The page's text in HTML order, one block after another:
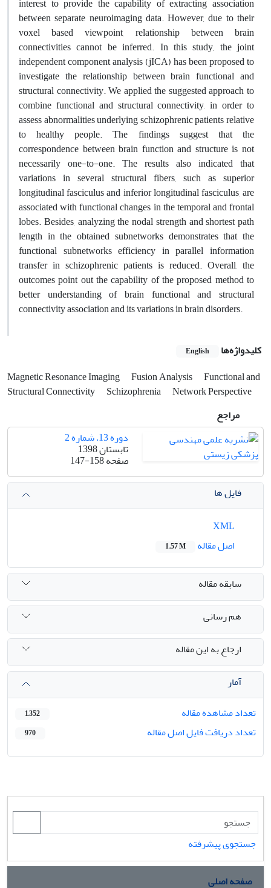
between separate neuroimaging data. However, due to their
voxel based viewpoint, relationship between brain
connectivities cannot be inferred. In this study, the joint
independent component analysis (jICA) has been proposed to
investigate the relationship between brain functional and
structural connectivity. We applied the suggested approach to
combine functional and structural connectivity, in order to
assess abnormalities underlying schizophrenic patients relative
to healthy people. The findings suggest that the
correspondence between brain function and structure is not
necessarily one-to-one. The results also indicated that
variations in several structural fibers, such as superior
longitudinal fasciculus and inferior longitudinal fasciculus, are
associated with functional changes in the temporal and frontal
lobes. Besides, analyzing the nodal strength and shortest path
length in the obtained subnetworks demonstrates that the
functional subnetworks efficiency in parallel information
transfer in schizophrenic patients is reduced. Overall, the
outcomes point out the capability of the proposed method to
better understanding of brain functional and structural
connectivity association and its variations in brain disorders.
کلیدواژه‌ها English
Magnetic Resonance Imaging Fusion Analysis
Functional and
Structural Connectivity
Schizophrenia
Network Perspective
مراجع
دوره 13، شماره 2
تابستان 1398
صفحه147-158
فایل ها
اصل مقاله
1.57 M
سابقه مقاله
هم رسانی
ارجاع به این مقاله
آمار
تعداد مشاهده مقاله
1,352
تعداد دریافت فایل اصل مقاله 970
جستجوی پیشرفته
صفحه اصلی